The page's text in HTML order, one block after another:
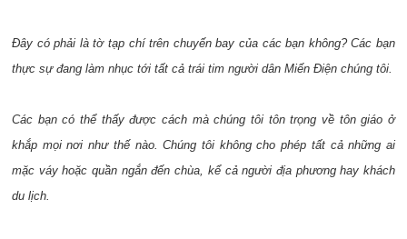
Đây có phải là tờ tạp chí trên chuyến bay của các bạn không? Các bạn
thực sự đang làm nhục tới tất cả trái tim người dân Miến Điện chúng tôi.
Các bạn có thể thấy được cách mà chúng tôi tôn trọng về tôn giáo ở
khắp mọi nơi như thế nào. Chúng tôi không cho phép tất cả những ai
mặc váy hoặc quần ngắn đến chùa, kể cả người địa phương hay khách
du lịch.